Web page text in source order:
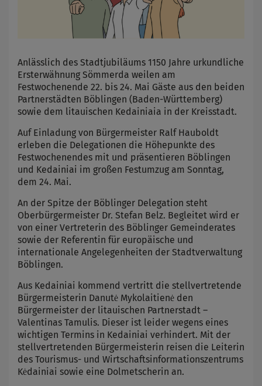
Anlässlich des Stadtjubiläums 1150 Jahre urkundliche
Ersterwähnung Sömmerda weilen am
Festwochenende 22. bis 24. Mai Gäste aus den beiden
Partnerstädten Böblingen (Baden-Württemberg)
sowie dem litauischen Kedainiaia in der Kreisstadt.
Auf Einladung von Bürgermeister Ralf Hauboldt
erleben die Delegationen die Höhepunkte des
Festwochenendes mit und präsentieren Böblingen
und Kedainiai im großen Festumzug am Sonntag,
dem 24. Mai.
An der Spitze der Böblinger Delegation steht
Oberbürgermeister Dr. Stefan Belz. Begleitet wird er
von einer Vertreterin des Böblinger Gemeinderates
sowie der Referentin für europäische und
internationale Angelegenheiten der Stadtverwaltung
Böblingen.
Aus Kedainiai kommend vertritt die stellvertretende
Bürgermeisterin Danutė Mykolaitienė den
Bürgermeister der litauischen Partnerstadt –
Valentinas Tamulis. Dieser ist leider wegens eines
wichtigen Termins in Kedainiai verhindert. Mit der
stellvertretenden Bürgermeisterin reisen die Leiterin
des Tourismus- und Wirtschaftsinformationszentrums
Kėdainiai sowie eine Dolmetscherin an.